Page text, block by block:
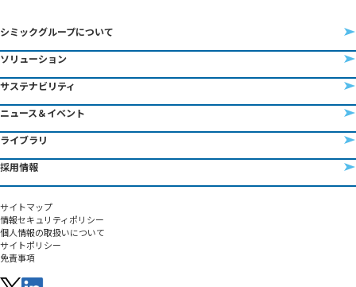
シミックグループについて
ソリューション
サステナビリティ
ニュース＆イベント
ライブラリ
採用情報
サイトマップ
情報セキュリティポリシー
個人情報の取扱いについて
サイトポリシー
免責事項